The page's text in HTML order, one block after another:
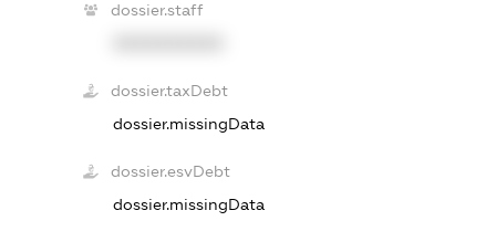
dossier.staff
dossier.taxDebt
dossier.missingData
dossier.esvDebt
dossier.missingData